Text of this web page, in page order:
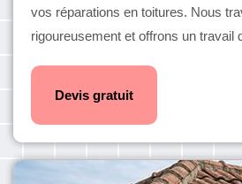
vos réparations en toitures. Nous
rigoureusement et offrons un travail
Devis gratuit